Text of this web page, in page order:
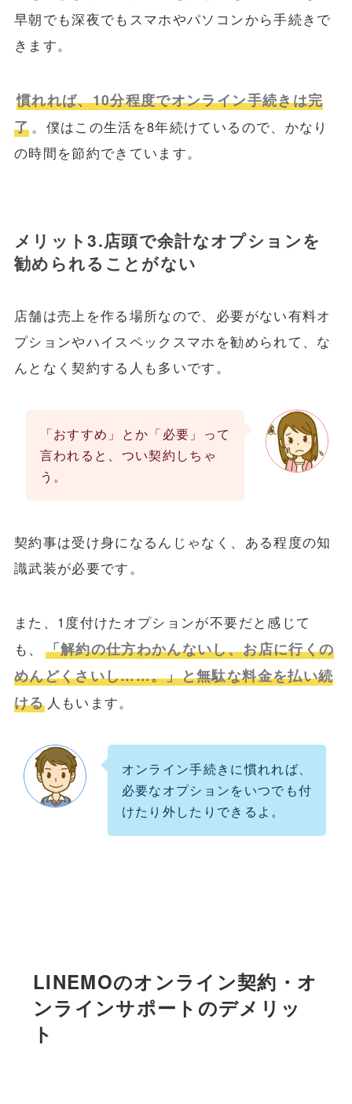
早朝でも深夜でもスマホやパソコンから手続きで
きます。
慣れれば、10分程度でオンライン手続きは完
了。僕はこの生活を8年続けているので、かなり
の時間を節約できています。
メリット3.店頭で余計なオプションを
勧められることがない
店舗は売上を作る場所なので、必要がない有料オ
プションやハイスペックスマホを勧められて、な
んとなく契約する人も多いです。
「おすすめ」とか「必要」って
言われると、つい契約しちゃ
う。
契約事は受け身になるんじゃなく、ある程度の知
識武装が必要です。
また、1度付けたオプションが不要だと感じて
も、
「解約の仕方わかんないし、お店に行くの
めんどくさいし……。」と無駄な料金を払い続
ける 人もいます。
オンライン手続きに慣れれば、
必要なオプションをいつでも付
けたり外したりできるよ。
LINEMOのオンライン契約・オ
ンラインサポートのデメリッ
ト